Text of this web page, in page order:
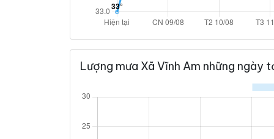
Lượng mưa Xã Vĩnh Am những ngày